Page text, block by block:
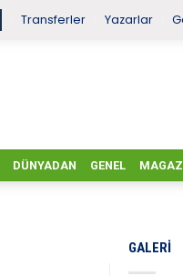
Transferler Yazarlar
DÜNYADAN GENEL
GALERI